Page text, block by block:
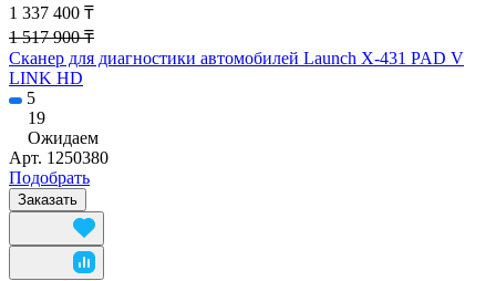
1 337 400 ₸
1 517 900 ₸
Сканер для диагностики автомобилей Launch X-431 PAD V
LINK HD
5
19
Ожидаем
Арт. 1250380
Подобрать
Заказать